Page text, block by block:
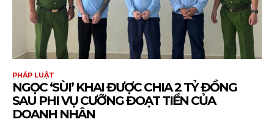
PHÁP LUẬT
NGỌC ‘SÙI’ KHAI ĐƯỢC CHIA 2 TỶ ĐỒNG
SAU PHI VỤ CƯỠNG ĐOẠT TIỀN CỦA
DOANH NHÂN